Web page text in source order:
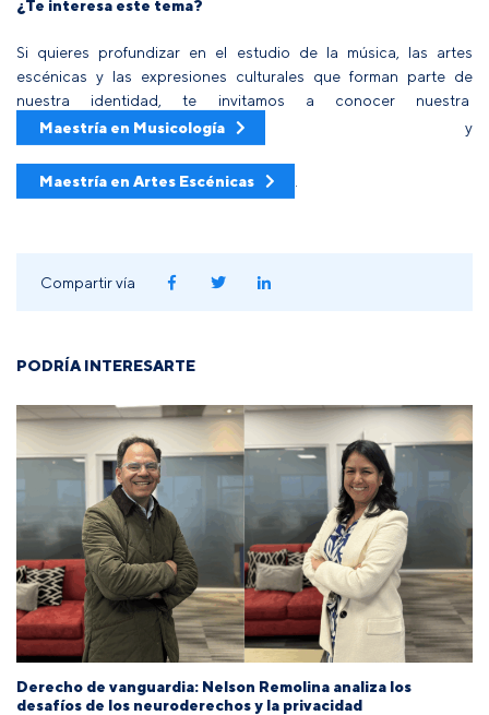
¿Te interesa este tema?
Si quieres profundizar en el estudio de la música, las artes
escénicas y las expresiones culturales que forman parte de
nuestra identidad, te invitamos a conocer nuestra
Maestría en Musicología
y
Maestría en Artes Escénicas
Compartir vía
PODRÍA INTERESARTE
Derecho de vanguardia: Nelson Remolina analiza los
desafíos de los neuroderechos y la privacidad